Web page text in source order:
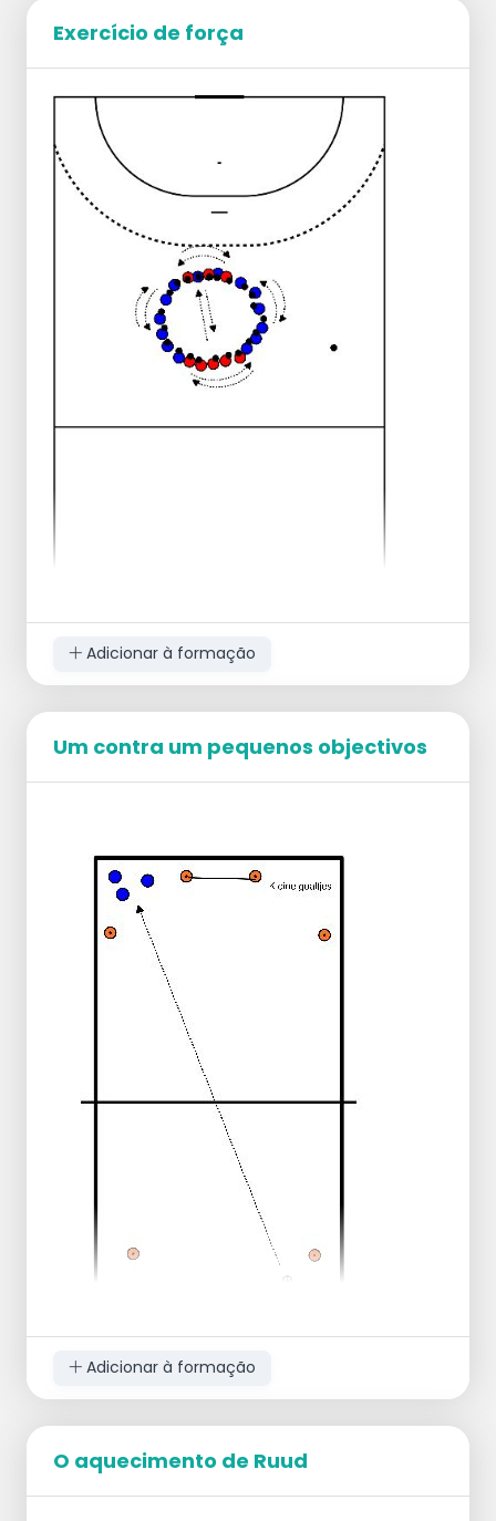
Jogar a bola com o pé direito, à
Tática de equipa
Jogar em profundidade, se possível"DEEP
Abrir bem se a profundidade falhar "
Divertido:
Dizer bombas em vez de bolas.
Exercício de força
todos os jogadores sentam-se numa
manter as pernas esticadas acima do
chão
1º exercício = todos passam a bola para a
esquerda
2º exercício = todos passam a bola para a
3º exercício = fazer o mesmo com algumas
bolas "medizin" ou 1 ou 2 bolas "medizin"
agora em posição de prancha ou de
1º exercício = cada um passa a bola por
baixo de si para o jogador seguinte que
está a passar / à volta para a esquerda
2º exercício = cada um rola a bola por
baixo para o jogador seguinte, passando
por cima / à volta para a direita
3º exercício = agora a bola também pode
ser rolada para outro jogador, por
Adicionar à formação
Um contra um pequenos objectivos
Faça um campo com cerca de um quarto
Coloque duas balizas pequenas uma em
frente da outra. Divida os jogadores entre
Adicionar à formação
O aquecimento de Ruud